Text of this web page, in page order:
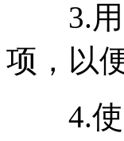
3.用
项，以
4.使